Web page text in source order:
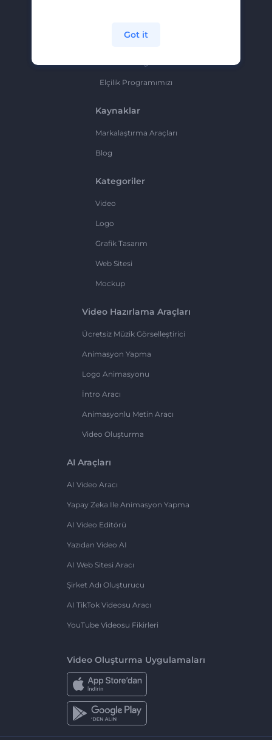
Elçilik Programımızı
Kaynaklar
Markalaştırma Araçları
Blog
Kategoriler
Video
Logo
Grafik Tasarım
Web Sitesi
Mockup
Video Hazırlama Araçları
Ücretsiz Müzik Görselleştirici
Animasyon Yapma
Logo Animasyonu
İntro Aracı
Animasyonlu Metin Aracı
Video Oluşturma
AI Araçları
AI Video Aracı
Yapay Zeka Ile Animasyon Yapma
AI Video Editörü
Yazıdan Video AI
AI Web Sitesi Aracı
Şirket Adı Oluşturucu
AI TikTok Videosu Aracı
YouTube Videosu Fikirleri
Video Oluşturma Uygulamaları
Got it